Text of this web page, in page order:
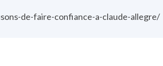
de-faire-confiance-a-claude-allegre/